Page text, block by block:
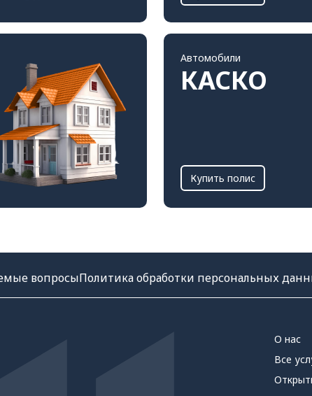
Автомобили
КАСКО
Купить полис
вопросыПолитика обработки персональных
О нас
Все